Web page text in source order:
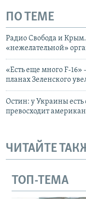
ПО ТЕМЕ
Радио Свобода и
«нежелательной»
«Есть еще много F-
планах Зеленского
Остин: у Украины есть
превосходит
ЧИТАЙТЕ
ТОП-ТЕМА